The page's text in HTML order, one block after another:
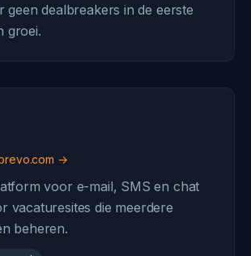
geen dealbreakers in de eerste
groei.
→
voor e-mail, SMS en chat
vacaturesites die meerdere
beheren.